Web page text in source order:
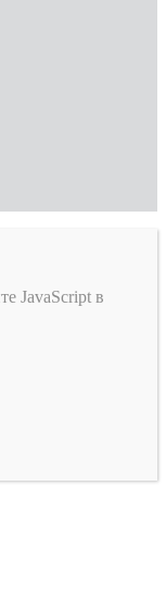
JavaScript в